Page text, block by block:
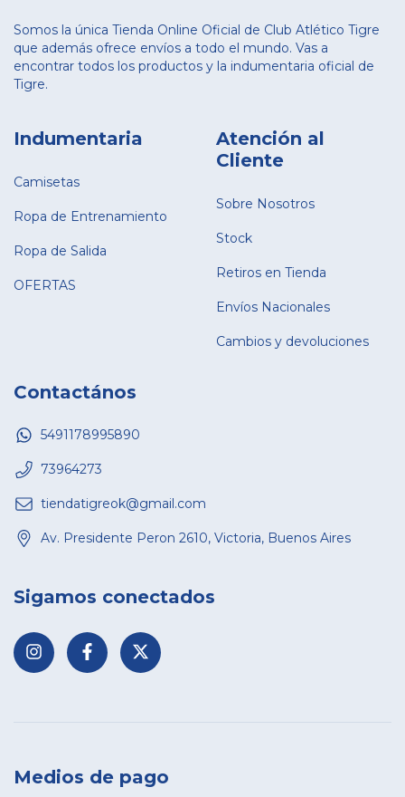
Somos la única Tienda Online Oficial de Club Atlético Tigre
que además ofrece envíos a todo el mundo. Vas a
encontrar todos los productos y la indumentaria oficial de
Tigre.
Indumentaria
Camisetas
Ropa de Entrenamiento
Ropa de Salida
OFERTAS
Atención al
Cliente
Sobre Nosotros
Stock
Retiros en Tienda
Envíos Nacionales
Cambios y devoluciones
Contactános
5491178995890
73964273
tiendatigreok@gmail.com
Av. Presidente Peron 2610, Victoria, Buenos Aires
Sigamos conectados
Medios de pago